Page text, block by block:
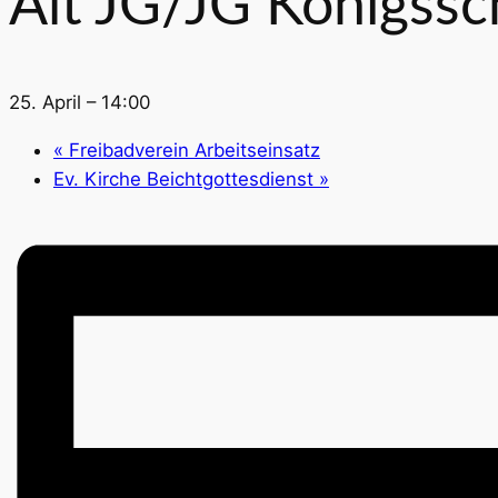
25. April – 14:00
« Freibadverein Arbeitseinsatz
Ev. Kirche Beichtgottesdienst »